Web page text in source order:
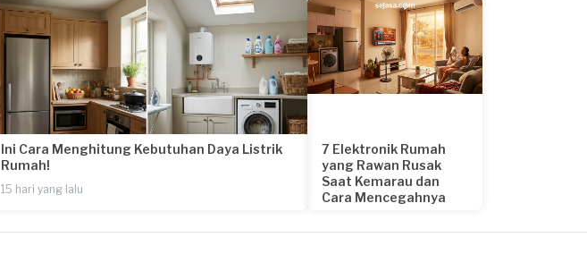
Ini Cara Menghitung Kebutuhan Daya Listrik
Rumah!
15 hari yang lalu
7 Elektronik Rumah
yang Rawan Rusak
Saat Kemarau dan
Cara Mencegahnya